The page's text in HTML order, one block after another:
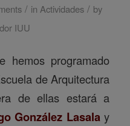
/ in Actividades / by
IUU
hemos programado
de Arquitectura
de ellas estará a
González Lasala y